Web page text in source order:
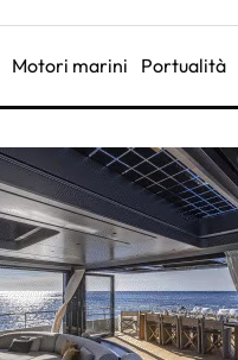
Motori marini Portualità